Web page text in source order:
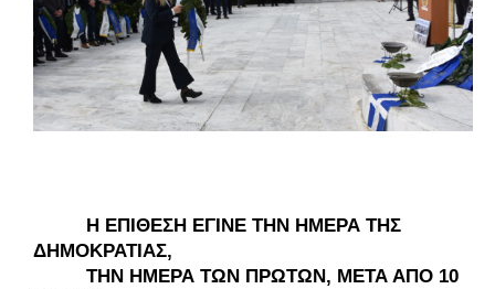
Η ΕΠΙΘΕΣΗ ΕΓΙΝΕ ΤΗΝ ΗΜΕΡΑ ΤΗΣ
ΔΗΜΟΚΡΑΤΙΑΣ,
ΤΗΝ ΗΜΕΡΑ ΤΩΝ ΠΡΩΤΩΝ, ΜΕΤΑ ΑΠΟ 10